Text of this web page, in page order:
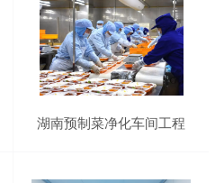
湖南预制菜净化车间工程